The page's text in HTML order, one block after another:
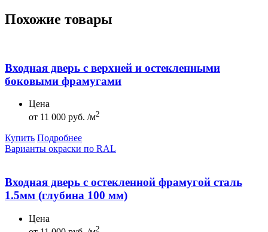
Похожие товары
Входная дверь с верхней и остекленными
боковыми фрамугами
Цена
от 11 000 руб. /м2
Купить Подробнее
Варианты окраски по RAL
Входная дверь с остекленной фрамугой сталь
1.5мм (глубина 100 мм)
Цена
2